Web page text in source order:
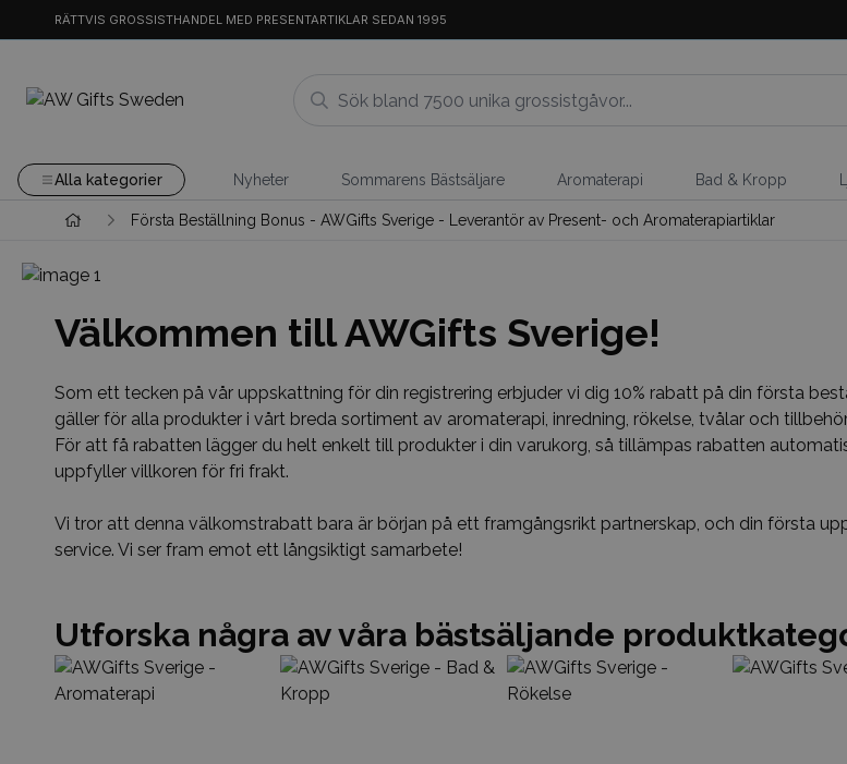
RÄTTVIS GROSSISTHANDEL MED PRESENTARTIKLAR SEDAN 1995
Alla kategorier Nyheter Sommarens Bästsäljare Aromaterapi Bad & Kropp
Första Beställning Bonus - AWGifts Sverige - Leverantör av Present- och Aromaterapiartiklar
Välkommen till AWGifts Sverige!
Som ett tecken på vår uppskattning för din registrering erbjuder vi dig 10% rabatt på din första
gäller för alla produkter i vårt breda sortiment av aromaterapi, inredning, rökelse, tvålar och
För att få rabatten lägger du helt enkelt till produkter i din varukorg, så tillämpas rabatten
uppfyller villkoren för fri frakt.
Vi tror att denna välkomstrabatt bara är början på ett framgångsrikt partnerskap, och din första
service. Vi ser fram emot ett långsiktigt samarbete!
Utforska några av våra bästsäljande